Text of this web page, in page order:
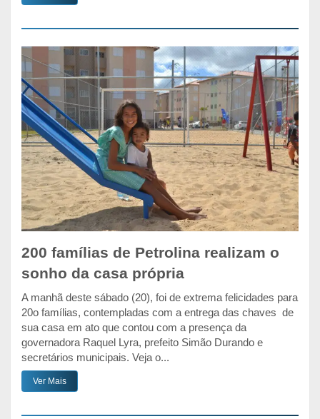
200 famílias de Petrolina realizam o
sonho da casa própria
A manhã deste sábado (20), foi de extrema felicidades para
20o famílias, contempladas com a entrega das chaves de
sua casa em ato que contou com a presença da
governadora Raquel Lyra, prefeito Simão Durando e
secretários municipais. Veja o...
Ver Mais